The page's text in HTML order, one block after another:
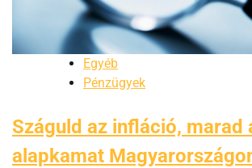
Egyéb
Pénzügyek
Száguld az infláció, marad
alapkamat